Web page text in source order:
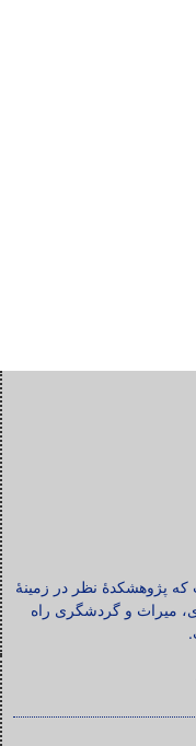
که پژوهشکدۀ نظر در زمینۀ
میراث و گردشگری راه